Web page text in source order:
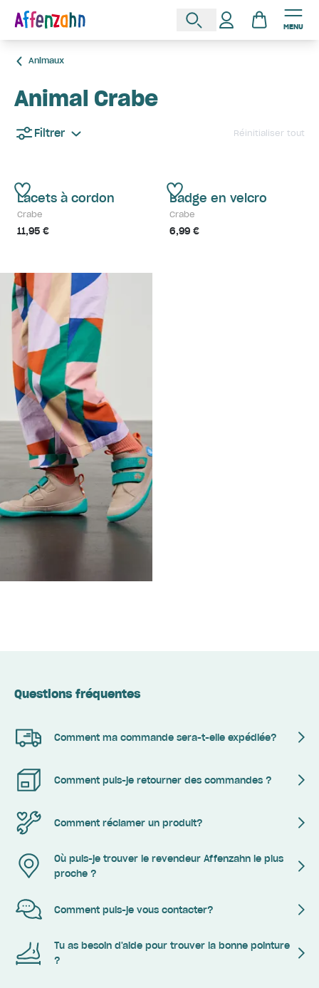
MENU
Animaux
Animal Crabe
Filtrer Réinitialiser tout
Lacets à cordon
Crabe
11,95 €
Badge en velcro
Crabe
6,99 €
Questions fréquentes
Comment ma commande sera-t-elle expédiée?
Comment puis-je retourner des commandes ?
Comment réclamer un produit?
Où puis-je trouver le revendeur Affenzahn le plus
proche ?
Comment puis-je vous contacter?
Tu as besoin d'aide pour trouver la bonne pointure
?